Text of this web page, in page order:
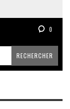
0